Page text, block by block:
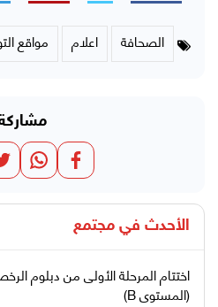
الصحافة اعلام مواقع
الأحدث في مجتمع
اختتام المرحلة الأولى من دبلوم
(المستوى B)